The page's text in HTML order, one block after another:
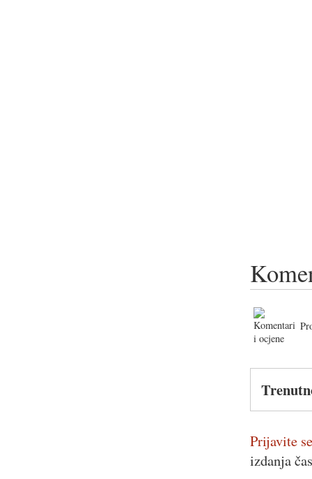
Prijavite
izdanja